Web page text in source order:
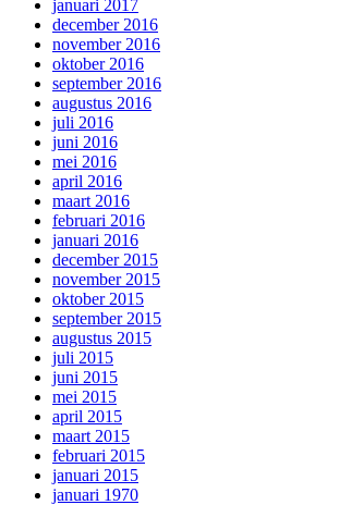
januari 2017
december 2016
november 2016
oktober 2016
september 2016
augustus 2016
juli 2016
juni 2016
mei 2016
april 2016
maart 2016
februari 2016
januari 2016
december 2015
november 2015
oktober 2015
september 2015
augustus 2015
juli 2015
juni 2015
mei 2015
april 2015
maart 2015
februari 2015
januari 2015
januari 1970